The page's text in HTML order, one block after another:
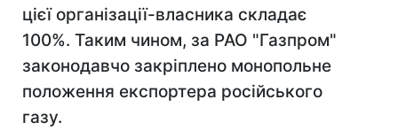
цієї організації-власника складає
100%. Таким чином, за РАО "Газпром"
законодавчо закріплено монопольне
положення експортера російського
газу.